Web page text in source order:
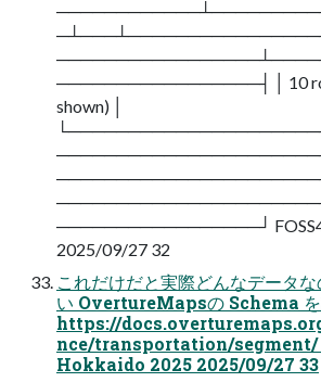
─────────────────┤ │ 10
shown) │
─────────────────┘
2025/09/27 32
これだけだと実際どんなデータ
い OvertureMapsの Schema を
https://
nce/transportation/segment/
Hokkaido 2025 2025/09/27 33